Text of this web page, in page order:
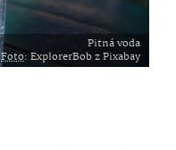
Pitná voda
Foto: ExplorerBob z Pixabay